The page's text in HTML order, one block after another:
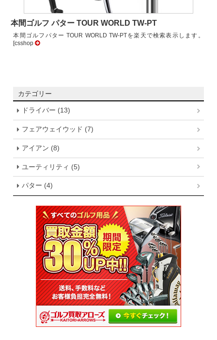
本間ゴルフ パター TOUR WORLD TW-PT
本間ゴルフパター TOUR WORLD TW-PTを楽天で検索表示します。
[csshop
カテゴリー
ドライバー (13)
フェアウェイウッド (7)
アイアン (8)
ユーティリティ (5)
パター (4)